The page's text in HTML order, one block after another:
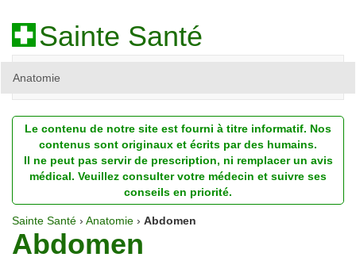
Sainte Santé
Anatomie
Diagnostic
Dossiers
Homéopathie
Nutrition
Le contenu de notre site est fourni à titre informatif. Nos
contenus sont originaux et écrits par des humains.
Il ne peut pas servir de prescription, ni remplacer un avis
médical. Veuillez consulter votre médecin et suivre ses
conseils en priorité.
Sainte Santé › Anatomie › Abdomen
Abdomen